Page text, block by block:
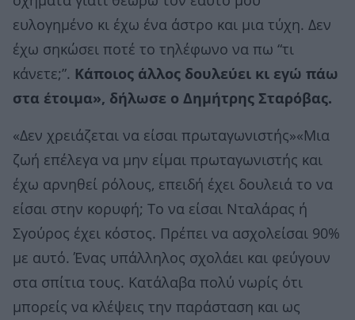
ευλογημένο κι έχω ένα άστρο και μια τύχη. Δεν
έχω σηκώσει ποτέ το τηλέφωνο να πω “τι
κάνετε;”. Κάποιος άλλος δουλεύει κι εγώ πάω
στα έτοιμα», δήλωσε ο Δημήτρης Σταρόβας.
«Δεν χρειάζεται να είσαι πρωταγωνιστής»«Μια
ζωή επέλεγα να μην είμαι πρωταγωνιστής και
έχω αρνηθεί ρόλους, επειδή έχει δουλειά το να
είσαι στην κορυφή; Το να είσαι Νταλάρας ή
Σγούρος έχει κόστος. Πρέπει να ασχολείσαι 90%
με αυτό. Ένας υπάλληλος σχολάει και φεύγουν
στα σπίτια τους. Κατάλαβα πολύ νωρίς ότι
μπορείς να κλέψεις την παράσταση και ως